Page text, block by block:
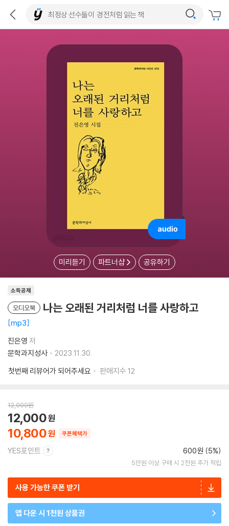
미리듣기 파트너샵 공유하기
소득공제
오디오북 나는 오래된 거리처럼 너를 사랑하고
mp3
진은영 저
문학과지성사
2023.11.30.
첫번째 리뷰어가 되어주세요
판매지수 12
12,000원
10,800
12,000
쿠폰혜택가
YES포인트 600원 (5%)
5만원 이상 구매 시 2천원 추가 적립
사용 가능한 쿠폰 받기
앱 다운 시 1천원 상품권